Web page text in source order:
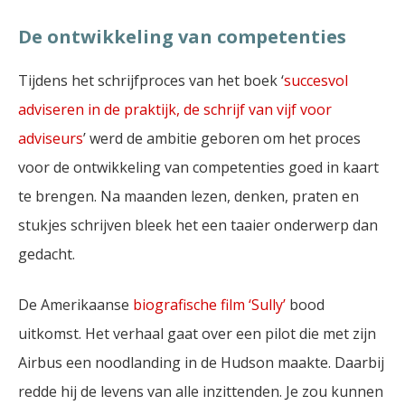
De ontwikkeling van competenties
Tijdens het schrijfproces van het boek ‘succesvol
adviseren in de praktijk, de schrijf van vijf voor
adviseurs’ werd de ambitie geboren om het proces
voor de ontwikkeling van competenties goed in kaart
te brengen. Na maanden lezen, denken, praten en
stukjes schrijven bleek het een taaier onderwerp dan
gedacht.
De Amerikaanse biografische film ‘Sully’ bood
uitkomst. Het verhaal gaat over een pilot die met zijn
Airbus een noodlanding in de Hudson maakte. Daarbij
redde hij de levens van alle inzittenden. Je zou kunnen